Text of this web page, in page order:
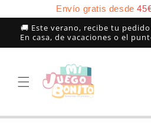
Envío gratis desde45
directamente
al contenido
🚚 Este verano, recibe tu
En casa, de vacaciones o el